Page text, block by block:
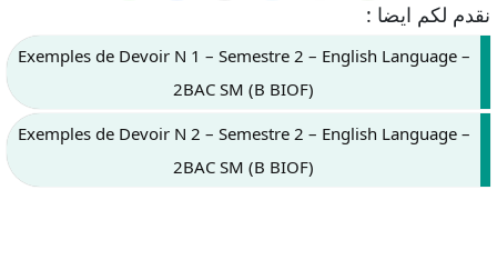
نقدم لكم ايضا :
Exemples de Devoir N 1 – Semestre 2 – English Language –
2BAC SM (B BIOF)
Exemples de Devoir N 2 – Semestre 2 – English Language –
2BAC SM (B BIOF)